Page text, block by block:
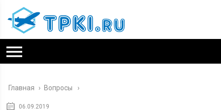
Главная › Вопросы
06.09.2019